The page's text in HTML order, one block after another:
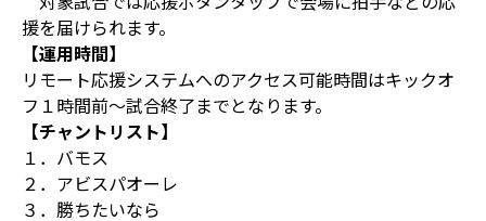
援を届けられます。
【運用時間】
リモート応援システムへのアクセス可能時間はキックオ
フ１時間前～試合終了までとなります。
【チャントリスト】
１．バモス
２．アビスパオーレ
３．勝ちたいなら